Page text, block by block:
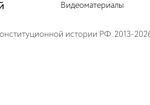
Видеоматериалы
истории РФ. 2013-